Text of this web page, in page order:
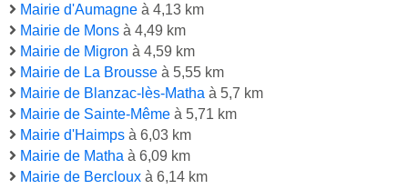
Mairie d'Aumagne à 4,13 km
Mairie de Mons à 4,49 km
Mairie de Migron à 4,59 km
Mairie de La Brousse à 5,55 km
Mairie de Blanzac-lès-Matha à 5,7 km
Mairie de Sainte-Même à 5,71 km
Mairie d'Haimps à 6,03 km
Mairie de Matha à 6,09 km
Mairie de Bercloux à 6,14 km